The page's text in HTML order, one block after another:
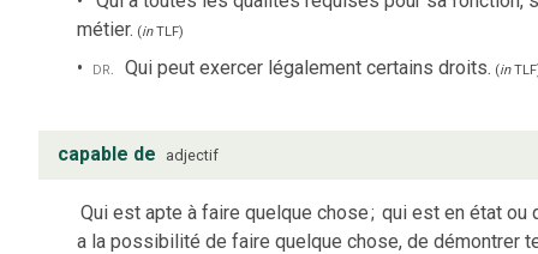
métier. (inTLF)
dr. Qui peut exercer légalement certains droits. (inTLF
capable de adjectif
Qui est apte à faire quelque chose; qui est en état ou
a la possibilité de faire quelque chose, de démontrer